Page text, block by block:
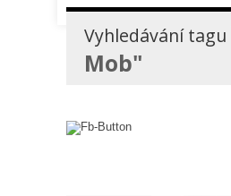
Vyhledávání tagu
Mob"